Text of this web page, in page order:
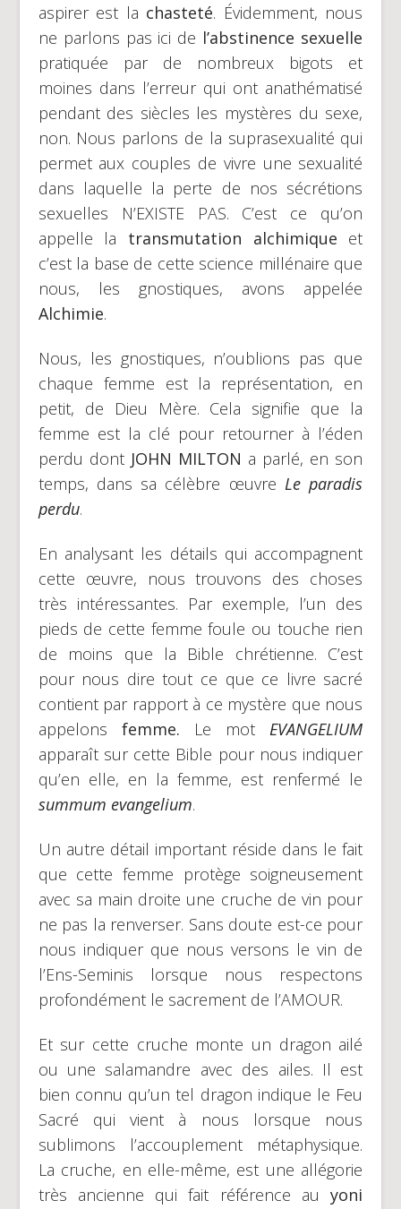
aspirer est la chasteté. Évidemment, nous
ne parlons pas ici de l’abstinence sexuelle
pratiquée par de nombreux bigots et
moines dans l’erreur qui ont anathématisé
pendant des siècles les mystères du sexe,
non. Nous parlons de la suprasexualité qui
permet aux couples de vivre une sexualité
dans laquelle la perte de nos sécrétions
sexuelles N’EXISTE PAS. C’est ce qu’on
appelle la transmutation alchimique et
c’est la base de cette science millénaire que
nous, les gnostiques, avons appelée
Alchimie.
Nous, les gnostiques, n’oublions pas que
chaque femme est la représentation, en
petit, de Dieu Mère. Cela signifie que la
femme est la clé pour retourner à l’éden
perdu dont JOHN MILTON a parlé, en son
temps, dans sa célèbre œuvre Le paradis
perdu.
En analysant les détails qui accompagnent
cette œuvre, nous trouvons des choses
très intéressantes. Par exemple, l’un des
pieds de cette femme foule ou touche rien
de moins que la Bible chrétienne. C’est
pour nous dire tout ce que ce livre sacré
contient par rapport à ce mystère que nous
appelons femme. Le mot EVANGELIUM
apparaît sur cette Bible pour nous indiquer
qu’en elle, en la femme, est renfermé le
summum evangelium.
Un autre détail important réside dans le fait
que cette femme protège soigneusement
avec sa main droite une cruche de vin pour
ne pas la renverser. Sans doute est-ce pour
nous indiquer que nous versons le vin de
l’Ens-Seminis lorsque nous respectons
profondément le sacrement de l’AMOUR.
Et sur cette cruche monte un dragon ailé
ou une salamandre avec des ailes. Il est
bien connu qu’un tel dragon indique le Feu
Sacré qui vient à nous lorsque nous
sublimons l’accouplement métaphysique.
La cruche, en elle-même, est une allégorie
très ancienne qui fait référence auyoni